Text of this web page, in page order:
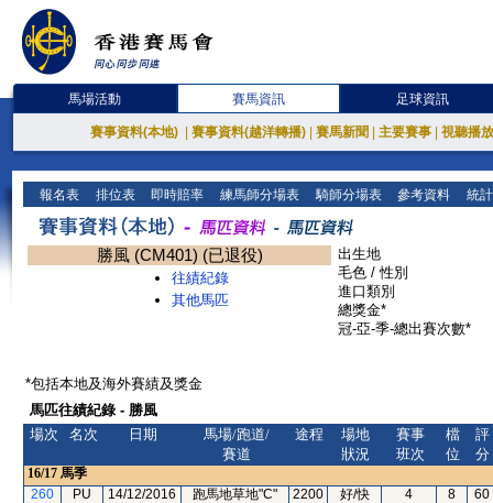
馬場活動 賽馬資訊 足球資訊
賽事資料(本地) 賽事資料(越洋轉播) 賽馬新聞 主要賽事 視聽播
報名表 排位表 即時賠率 練馬師分場表 騎師分場表 參考資料 統
勝風 (CM401) (已退役)
往績紀錄
其他馬匹
出生地
毛色 / 性別
進口類別
總獎金*
冠-亞-季-總出賽次數*
*包括本地及海外賽績及獎金
馬匹往績紀錄 - 勝風
場次
名次 日期
馬場/跑道/
賽道
途程
場地
狀況
賽事
班次
檔
位
評
分
16/17 馬季
260
PU 14/12/2016 跑馬地草地"C" 2200 好/快 4 8
60